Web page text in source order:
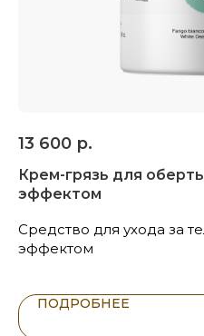
13 600 р.
Крем-грязь для
эффектом
Средство для ухода за
эффектом
ПОДРОБНЕЕ